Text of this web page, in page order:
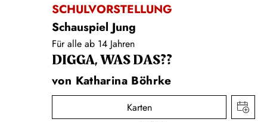
SCHULVORSTELLUNG
Schauspiel Jung
Für alle ab 14 Jahren
DIGGA, WAS DAS??
von Katharina Böhrke
Karten